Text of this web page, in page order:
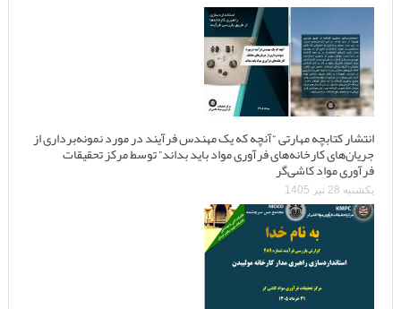
انتشار کتابچه مهارتی “آنچه که یک مهندس فرآیند در مورد نمونه‌برداری از
جریان‌های کارخانه‌های فرآوری مواد باید بداند” توسط مرکز تحقیقات
فرآوری مواد کاشی‌گر
یکشنبه 28 تیر 1405